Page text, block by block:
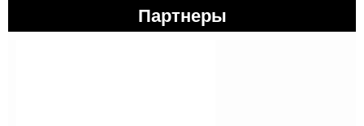
Партнеры